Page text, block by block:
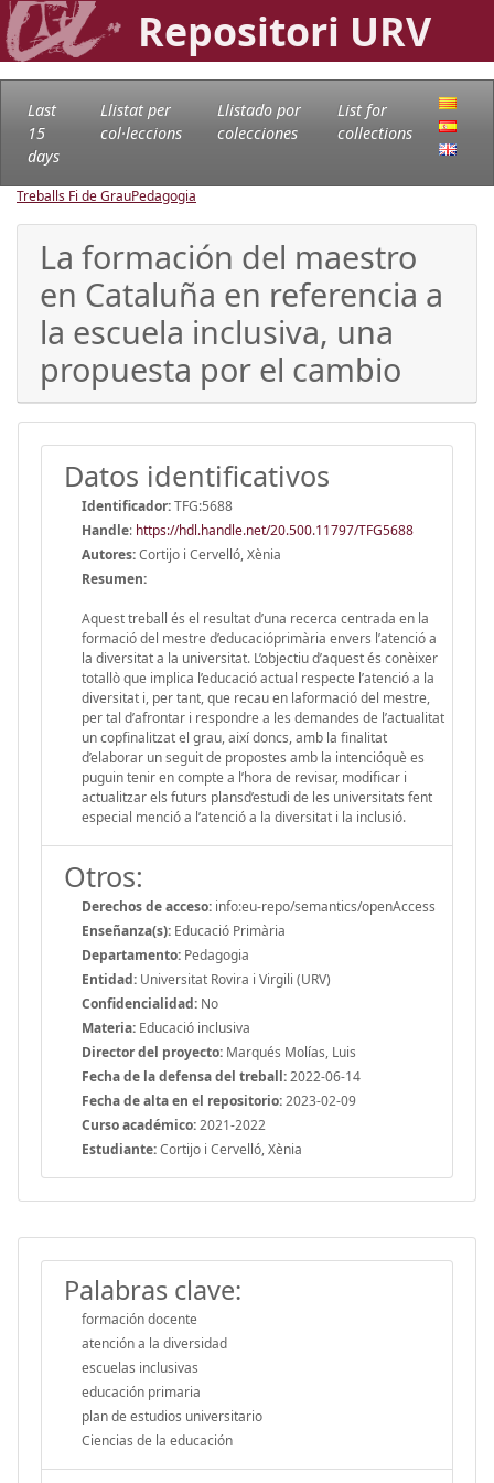
Repositori URV
Last
15
days
Llistat per
col·leccions
Llistado por
colecciones
List for
collections
Treballs Fi de GrauPedagogia
La formación del maestro
en Cataluña en referencia a
la escuela inclusiva, una
propuesta por el cambio
Datos identificativos
Identificador:TFG:5688
Handle: https://hdl.handle.net/20.500.11797/TFG5688
Autores:Cortijo i Cervelló, Xènia
Resumen:
Aquest treball és el resultat d’una recerca centrada en la
formació del mestre d’educacióprimària envers l’atenció a
la diversitat a la universitat. L’objectiu d’aquest és conèixer
totallò que implica l’educació actual respecte l’atenció a la
diversitat i, per tant, que recau en laformació del mestre,
per tal d’afrontar i respondre a les demandes de l’actualitat
un copfinalitzat el grau, així doncs, amb la finalitat
d’elaborar un seguit de propostes amb la intencióquè es
puguin tenir en compte a l’hora de revisar, modificar i
actualitzar els futurs plansd’estudi de les universitats fent
especial menció a l’atenció a la diversitat i la inclusió.
Otros:
Derechos de acceso: info:eu-repo/semantics/openAccess
Enseñanza(s): Educació Primària
Departamento: Pedagogia
Entidad: Universitat Rovira i Virgili (URV)
Confidencialidad: No
Materia: Educació inclusiva
Director del proyecto: Marqués Molías, Luis
Fecha de la defensa del treball:2022-06-14
Fecha de alta en el repositorio:2023-02-09
Curso académico:2021-2022
Estudiante:Cortijo i Cervelló, Xènia
Palabras clave:
formación docente
atención a la diversidad
escuelas inclusivas
educación primaria
plan de estudios universitario
Ciencias de la educación